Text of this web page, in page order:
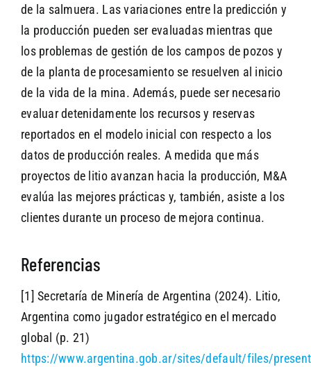
de la salmuera. Las variaciones entre la predicción y
la producción pueden ser evaluadas mientras que
los problemas de gestión de los campos de pozos y
de la planta de procesamiento se resuelven al inicio
de la vida de la mina. Además, puede ser necesario
evaluar detenidamente los recursos y reservas
reportados en el modelo inicial con respecto a los
datos de producción reales. A medida que más
proyectos de litio avanzan hacia la producción, M&A
evalúa las mejores prácticas y, también, asiste a los
clientes durante un proceso de mejora continua.
Referencias
[1] Secretaría de Minería de Argentina (2024). Litio,
Argentina como jugador estratégico en el mercado
global (p. 21)
https://www.argentina.gob.ar/sites/default/files/